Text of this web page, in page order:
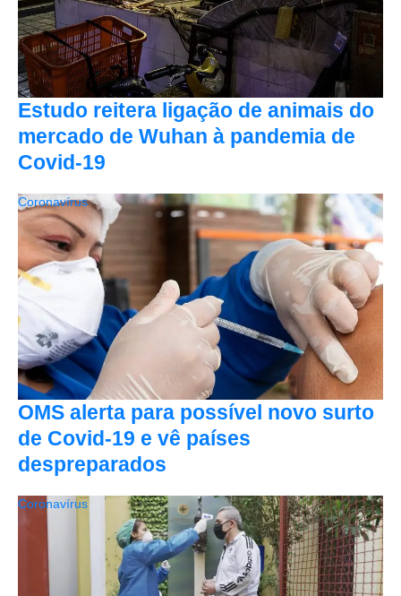
Estudo reitera ligação de animais do
mercado de Wuhan à pandemia de
Covid-19
OMS alerta para possível novo surto
de Covid-19 e vê países
despreparados
Coronavírus
Coronavírus